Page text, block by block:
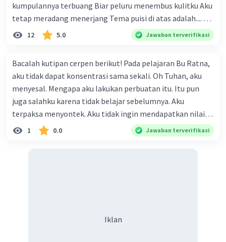
kumpulannya terbuang Biar peluru menembus kulitku Aku
tetap meradang menerjang Tema puisi di atas adalah.... A.
ketekunan dan kemauan seseorang dalam
memperjuangan hak dirinya B. kemauan untuk hidup
mendapatkan cinta sejati D. seseorang yang tidak mau
diganggu oleh siapapun E. kepasrahan kepada keadaan
yang sedang terjadi
12 5.0 Jawaban terverifikasi
Bacalah kutipan cerpen berikut! Pada pelajaran Bu Ratna,
aku tidak dapat konsentrasi sama sekali. Oh Tuhan, aku
menyesal. Mengapa aku lakukan perbuatan itu. Itu pun
juga salahku karena tidak belajar sebelumnya. Aku
terpaksa menyontek. Aku tidak ingin mendapatkan nilai di
bawah Sudut pandang kutipan cerpen tersebut adalah.... a.
Sudut pandang orang pertama pelaku utama b. Sudut
1 0.0 Jawaban terverifikasi
Iklan